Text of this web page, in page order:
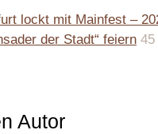
lockt mit Mainfest –
der Stadt“ feiern 45
Autor